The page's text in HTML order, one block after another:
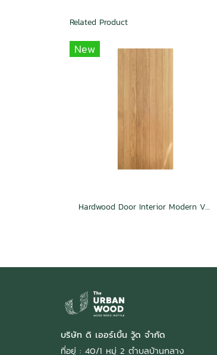
Related Product
New
Hardwood Door Interior Modern Vertical Natural
บริษัท ดิ เออร์เบิ้น วู้ด จำกัด
ที่อยู่ : 40/1 หมู่ 2 ตำบลบ้านกลาง